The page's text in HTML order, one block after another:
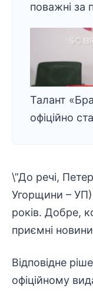
поважні за
Талант
офіційно
\”До речі,
Угорщини – УП)
років. Добре,
приємні
Відповідне
офіційному